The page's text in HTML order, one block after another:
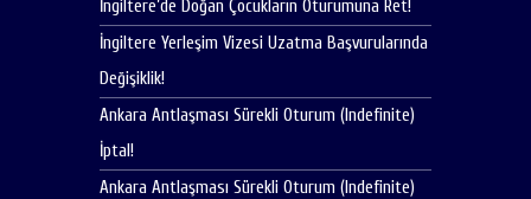
İngiltere’de Doğan Çocukların Oturumuna Ret!
İngiltere Yerleşim Vizesi Uzatma Başvurularında
Değişiklik!
Ankara Antlaşması Sürekli Oturum (Indefinite)
İptal!
Ankara Antlaşması Sürekli Oturum (Indefinite)